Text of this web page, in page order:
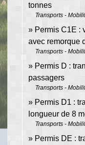
tonnes
Transports -
Permis C1E :
avec remorque
Transports -
Permis D :
passagers
Transports -
Permis D1 :
longueur de 8
Transports -
Permis DE :